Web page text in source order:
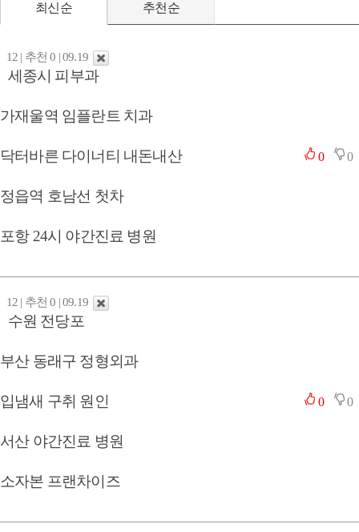
최신순 추천순
12 | 추천 0 | 09.19
세종시 피부과
가재울역 임플란트 치과
닥터바른 다이너티 내돈내산
정읍역 호남선 첫차
포항 24시 야간진료 병원
0 0
12 | 추천 0 | 09.19
수원 전당포
부산 동래구 정형외과
입냄새 구취 원인
서산 야간진료 병원
소자본 프랜차이즈
0 0